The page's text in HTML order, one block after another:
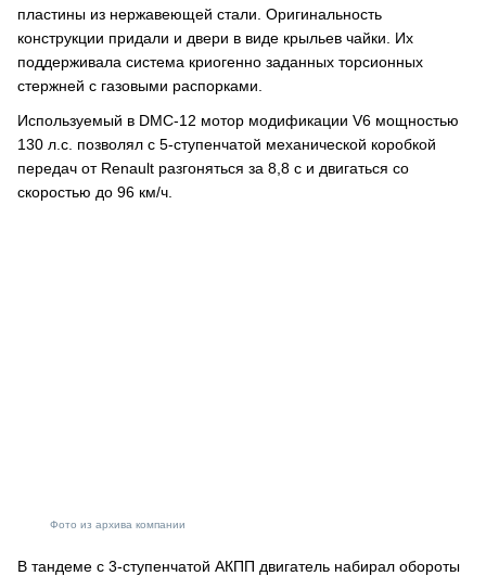
пластины из нержавеющей стали. Оригинальность
конструкции придали и двери в виде крыльев чайки. Их
поддерживала система криогенно заданных торсионных
стержней с газовыми распорками.
Используемый в DMC-12 мотор модификации V6 мощностью
130 л.с. позволял с 5-ступенчатой механической коробкой
передач от Renault разгоняться за 8,8 с и двигаться со
скоростью до 96 км/ч.
Фото из архива компании
В тандеме с 3-ступенчатой АКПП двигатель набирал обороты